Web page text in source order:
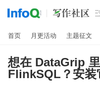
首页 月更活动 主题征文
想在 DataGrip
FlinkSQL？安装